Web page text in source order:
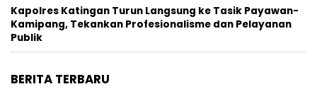
Kapolres Katingan Turun Langsung ke Tasik Payawan-
Kamipang, Tekankan Profesionalisme dan Pelayanan
Publik
BERITA TERBARU